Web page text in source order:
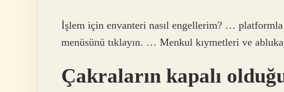
İşlem için envanteri nasıl engellerim? …
menüsünü tıklayın. … Menkul kıymetleri ve
Çakraların kapalı